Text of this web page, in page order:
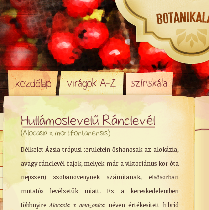
Hullámoslevelű Ránclevél
(Alocasia x mortfontanensis)
Délkelet-Ázsia trópusi területein őshonosak az alokázia,
avagy ránclevél fajok, melyek már a viktoriánus kor óta
népszerű szobanövénynek számítanak, elsősorban
mutatós levélzetük miatt. Ez a kereskedelemben
többnyireAlocasia x amazonica néven értékesített hibrid